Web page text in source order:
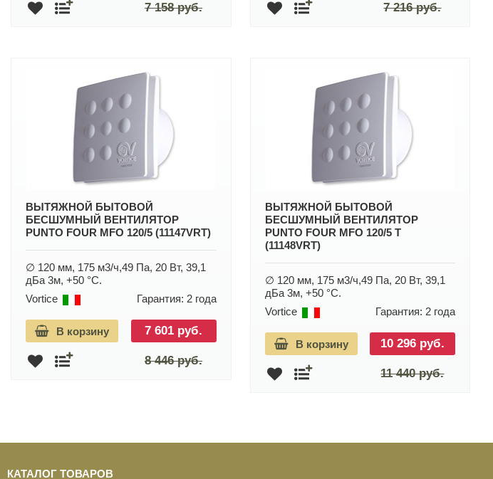
7 158 руб. 7 216 руб.
ВЫТЯЖНОЙ БЫТОВОЙ
БЕСШУМНЫЙ ВЕНТИЛЯТОР
PUNTO FOUR MFO 120/5 (11147VRT)
∅ 120 мм, 175 м3/ч,49 Па, 20 Вт, 39,1
дБа 3м, +50 °С.
Vortice
Гарантия: 2 года
7 601 руб.
8 446 руб.
В корзину
ВЫТЯЖНОЙ БЫТОВОЙ
БЕСШУМНЫЙ ВЕНТИЛЯТОР
PUNTO FOUR MFO 120/5 T
(11148VRT)
∅ 120 мм, 175 м3/ч,49 Па, 20 Вт, 39,1
дБа 3м, +50 °С.
Vortice
Гарантия: 2 года
10 296 руб.
11 440 руб.
В корзину
КАТАЛОГ ТОВАРОВ